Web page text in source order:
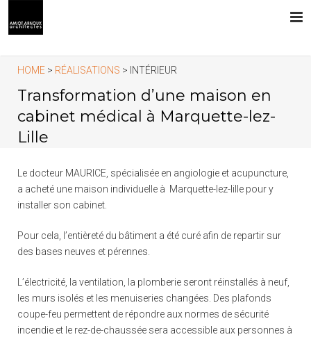
L’AGENCE
PRESTATIONS
RÉALISATIONS
CONTACT
HOME > RÉALISATIONS > INTÉRIEUR
Transformation d’une maison en
cabinet médical à Marquette-lez-
Lille
Le docteur MAURICE, spécialisée en angiologie et acupuncture,
a acheté une maison individuelle à Marquette-lez-lille pour y
installer son cabinet.
Pour cela, l’entièreté du bâtiment a été curé afin de repartir sur
des bases neuves et pérennes.
L’électricité, la ventilation, la plomberie seront réinstallés à neuf,
les murs isolés et les menuiseries changées. Des plafonds
coupe-feu permettent de répondre aux normes de sécurité
incendie et le rez-de-chaussée sera accessible aux personnes à